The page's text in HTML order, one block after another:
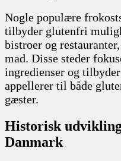
Nogle populære
tilbyder glutenfri
bistroer og
mad. Disse steder
ingredienser og
appellerer til både
gæster.
Historisk
Danmark